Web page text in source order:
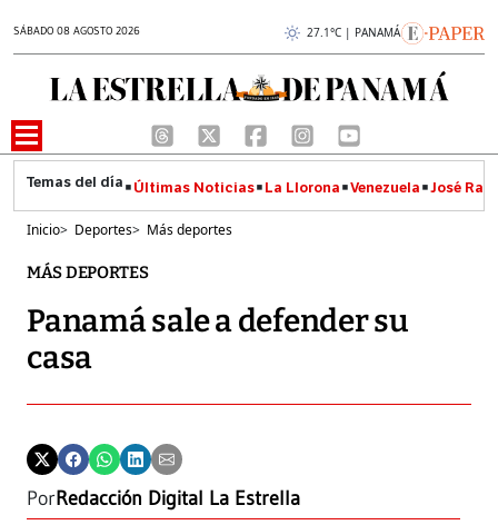
SÁBADO 08 AGOSTO 2026 27.1°C | PANAMÁ
Últimas Noticias La Llorona Venezuela José
Inicio> Deportes> Más deportes
MÁS DEPORTES
Panamá sale a defender su
casa
PorRedacción Digital La Estrella